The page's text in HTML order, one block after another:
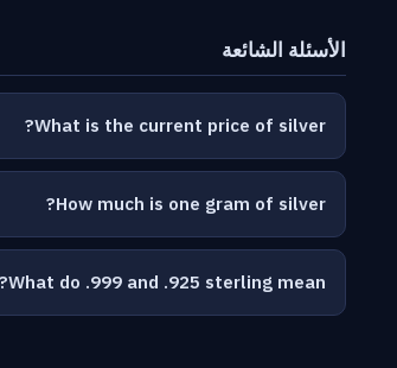
الأسئلة الشائعة
What is the current price of silver?
How much is one gram of silver?
What do .999 and .925 sterling mean?